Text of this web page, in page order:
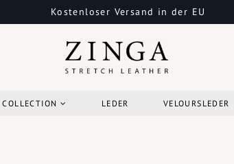
Kostenloser Versand in der EU
COLLECTION LEDER VELOURSLEDER